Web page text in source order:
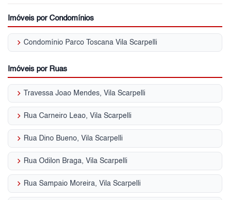
Imóveis por Condomínios
keyboard_arrow_right Condomínio Parco Toscana Vila Scarpelli
Imóveis por Ruas
keyboard_arrow_right Travessa Joao Mendes, Vila Scarpelli
keyboard_arrow_right Rua Carneiro Leao, Vila Scarpelli
keyboard_arrow_right Rua Dino Bueno, Vila Scarpelli
keyboard_arrow_right Rua Odilon Braga, Vila Scarpelli
keyboard_arrow_right Rua Sampaio Moreira, Vila Scarpelli